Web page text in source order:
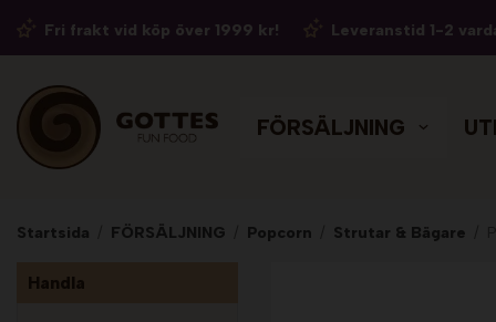
Fri frakt vid köp över 1999 kr! Leveranstid 1-2
FÖRSÄLJNING
Startsida FÖRSÄLJNING Popcorn Strutar & Bägare
Handla